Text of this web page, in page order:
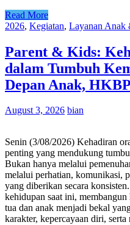
Read More
2026, Kegiatan, Layanan Anak
Parent & Kids:
dalam Tumbuh
Depan Anak,
August 3, 2026 bian
Senin (3/08/2026) Kehadiran
penting yang mendukung
Bukan hanya melalui
melalui perhatian, komunikasi,
yang diberikan secara
kehidupan saat ini,
tua dan anak menjadi bekal
karakter, kepercayaan diri, serta